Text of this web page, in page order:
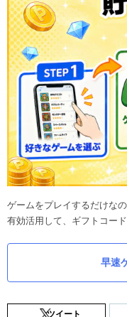
ゲームをプレイするだけな
有効活用して、ギフトコー
早速
ツイート